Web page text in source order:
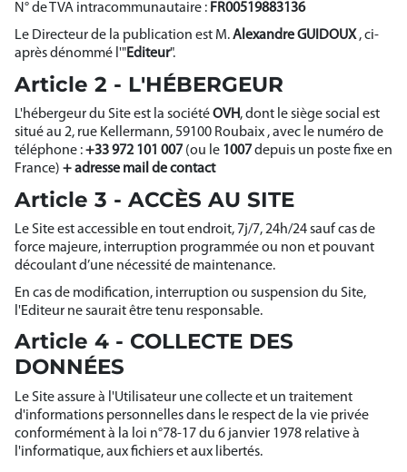
N° de TVA intracommunautaire : FR00519883136
Le Directeur de la publication est M.Alexandre GUIDOUX,ci-
après dénommé l'"Editeur".
Article 2 - L'HÉBERGEUR
L'hébergeur du Site est la sociétéOVH, dont le siège social est
situé au 2, rue Kellermann, 59100 Roubaix , avec le numéro de
téléphone :+33 972 101 007 (ou le 1007depuis un poste fixe en
France) + adresse mail de contact
Article 3 - ACCÈS AU SITE
Le Site est accessible en tout endroit, 7j/7, 24h/24 sauf cas de
force majeure, interruption programmée ou non et pouvant
découlant d’une nécessité de maintenance.
En cas de modification, interruption ou suspension du Site,
l'Editeur ne saurait être tenu responsable.
Article 4 - COLLECTE DES
DONNÉES
Le Site assure à l'Utilisateur une collecte et un traitement
d'informations personnelles dans le respect de la vie privée
conformément à la loi n°78-17 du 6 janvier 1978 relative à
l'informatique, aux fichiers et aux libertés.